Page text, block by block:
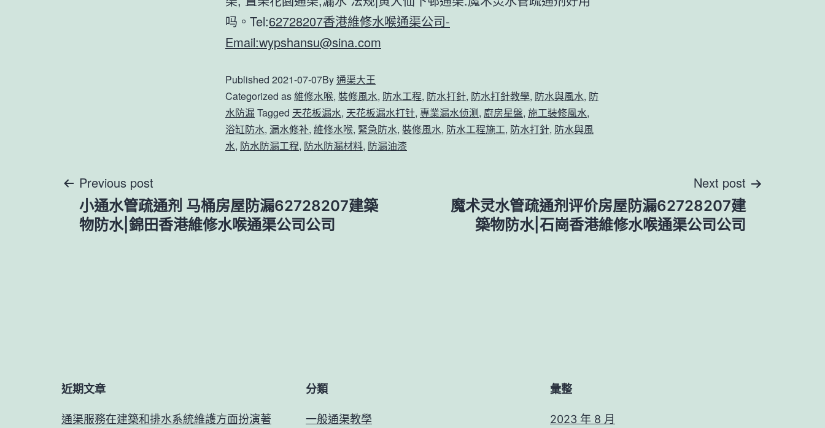
吗。Tel:62728207香港維修水喉通渠公司-
Email:wypshansu@sina.com
Published 2021-07-07By通渠大王
Categorized as維修水喉, 裝修風水, 防水工程, 防水打針, 防水打針教學, 防水與風水, 防
水防漏 Tagged 天花板漏水, 天花板漏水打针, 專業漏水侦测, 廚房星盤, 施工裝修風水,
浴缸防水, 漏水修补, 維修水喉, 緊急防水, 裝修風水, 防水工程施工, 防水打針, 防水與風
水, 防水防漏工程, 防水防漏材料, 防漏油漆
文
章
Previous post
小通水管疏通剂 马桶房屋防漏62728207建築
物防水|錦田香港維修水喉通渠公司公司
Next post
魔术灵水管疏通剂评价房屋防漏62728207建
築物防水|石崗香港維修水喉通渠公司公司
近期文章
通渠服務在建築和排水系統維護方面扮演著
分類
一般通渠教學
彙整
2023 年 8 月